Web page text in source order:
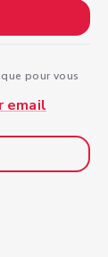
pour vous
email